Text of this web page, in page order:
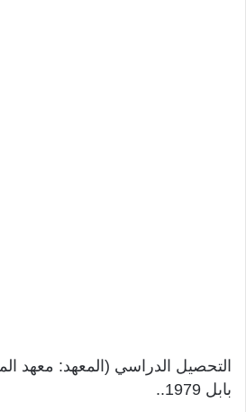
التحصيل الدراسي (المعهد: معهد
بابل 1979..